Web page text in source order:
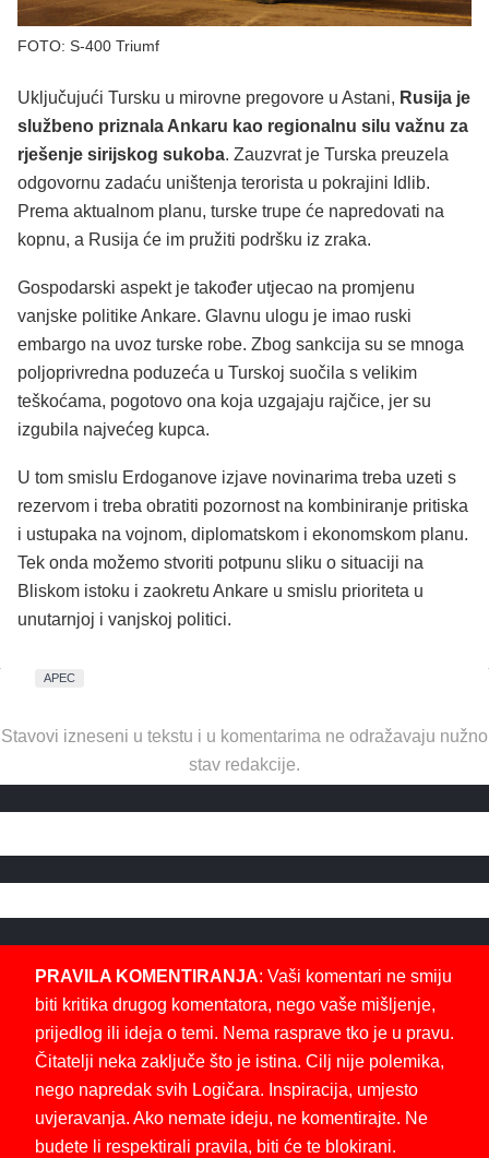
FOTO: S-400 Triumf
Uključujući Tursku u mirovne pregovore u Astani, Rusija je
službeno priznala Ankaru kao regionalnu silu važnu za
rješenje sirijskog sukoba. Zauzvrat je Turska preuzela
odgovornu zadaću uništenja terorista u pokrajini Idlib.
Prema aktualnom planu, turske trupe će napredovati na
kopnu, a Rusija će im pružiti podršku iz zraka.
Gospodarski aspekt je također utjecao na promjenu
vanjske politike Ankare. Glavnu ulogu je imao ruski
embargo na uvoz turske robe. Zbog sankcija su se mnoga
poljoprivredna poduzeća u Turskoj suočila s velikim
teškoćama, pogotovo ona koja uzgajaju rajčice, jer su
izgubila najvećeg kupca.
U tom smislu Erdoganove izjave novinarima treba uzeti s
rezervom i treba obratiti pozornost na kombiniranje pritiska
i ustupaka na vojnom, diplomatskom i ekonomskom planu.
Tek onda možemo stvoriti potpunu sliku o situaciji na
Bliskom istoku i zaokretu Ankare u smislu prioriteta u
unutarnjoj i vanjskoj politici.
APEC
Stavovi izneseni u tekstu i u komentarima ne odražavaju nužno
stav redakcije.
PRAVILA KOMENTIRANJA: Vaši komentari ne smiju
biti kritika drugog komentatora, nego vaše mišljenje,
prijedlog ili ideja o temi. Nema rasprave tko je u pravu.
Čitatelji neka zaključe što je istina. Cilj nije polemika,
nego napredak svih Logičara. Inspiracija, umjesto
uvjeravanja. Ako nemate ideju, ne komentirajte. Ne
budete li respektirali pravila, biti će te blokirani.